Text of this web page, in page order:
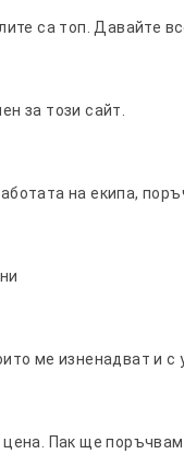
са топ. Давайте
за този сайт.
на екипа,
ме изненадват и с
цена. Пак ще поръчвам